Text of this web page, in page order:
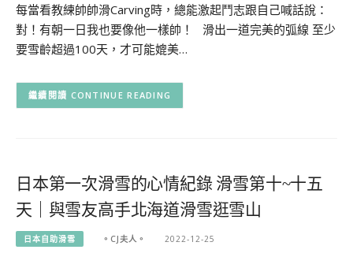
每當看教練帥帥滑Carving時，總能激起鬥志跟自己喊話說：
對！有朝一日我也要像他一樣帥！ 滑出一道完美的弧線 至少
要雪齡超過100天，才可能媲美…
CONTINUE READING
日本第一次滑雪的心情紀錄 滑雪第十~十五
天｜與雪友高手北海道滑雪逛雪山
日本自助滑雪 。CJ夫人。 2022-12-25